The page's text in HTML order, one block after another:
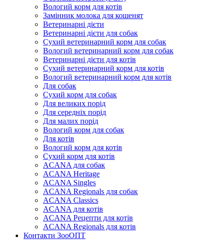
Вологий корм для котів
Замінник молока для кошенят
Ветеринарні дієти
Ветеринарні дієти для собак
Сухий ветеринарний корм для собак
Вологий ветеринарний корм для собак
Ветеринарні дієти для котів
Сухий ветеринарний корм для котів
Вологий ветеринарний корм для котів
Для собак
Сухий корм для собак
Для великих порід
Для середніх порід
Для малих порід
Вологий корм для собак
Для котів
Вологий корм для котів
Сухий корм для котів
ACANA для собак
ACANA Heritage
ACANA Singles
ACANA Regionals для собак
ACANA Classics
ACANA для котів
ACANA Рецепти для котів
ACANA Regionals для котів
Контакти ЗооОПТ